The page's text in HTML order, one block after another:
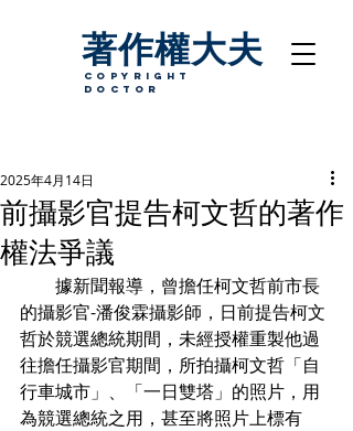
著作權大夫
copyright
Doctor
前攝影官提告柯文哲的著作
權法爭議
2025年4月14日
據新聞報導，曾擔任柯文哲前市長
的攝影官-潘俊霖攝影師，日前提告柯文
哲於競選總統期間，未經授權重製他過
往擔任攝影官期間，所拍攝柯文哲「自
行車城市」、「一日雙塔」的照片，用
為競選總統之用，甚至將照片上標有